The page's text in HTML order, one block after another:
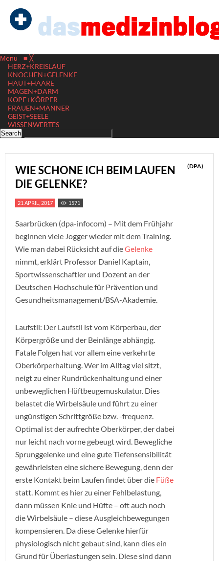
Menu ≡ ╳
HERZ+KREISLAUF
KNOCHEN+GELENKE
HAUT+HAARE
MAGEN+DARM
KOPF+KÖRPER
FRAUEN+MÄNNER
GEIST+SEELE
WISSENWERTES
WIE SCHONE ICH BEIM LAUFEN
DIE GELENKE?
(DPA)
21 APRIL, 2017 1571
Saarbrücken (dpa-infocom) – Mit dem Frühjahr
beginnen viele Jogger wieder mit dem Training.
Wie man dabei Rücksicht auf dieGelenke
nimmt, erklärt Professor Daniel Kaptain,
Sportwissenschaftler und Dozent an der
Deutschen Hochschule für Prävention und
Gesundheitsmanagement/BSA-Akademie.
Laufstil: Der Laufstil ist vom Körperbau, der
Körpergröße und der Beinlänge abhängig.
Fatale Folgen hat vor allem eine verkehrte
Oberkörperhaltung. Wer im Alltag viel sitzt,
neigt zu einer Rundrückenhaltung und einer
unbeweglichen Hüftbeugemuskulatur. Dies
belastet die Wirbelsäule und führt zu einer
ungünstigen Schrittgröße bzw. -frequenz.
Optimal ist der aufrechte Oberkörper, der dabei
nur leicht nach vorne gebeugt wird. Bewegliche
Sprunggelenke und eine gute Tiefensensibilität
gewährleisten eine sichere Bewegung, denn der
erste Kontakt beim Laufen findet über die Füße
statt. Kommt es hier zu einer Fehlbelastung,
dann müssen Knie und Hüfte – oft auch noch
die Wirbelsäule – diese Ausgleichbewegungen
kompensieren. Da diese Gelenke hierfür
physiologisch nicht gebaut sind, kann dies ein
Grund für Überlastungen sein. Diese sind dann